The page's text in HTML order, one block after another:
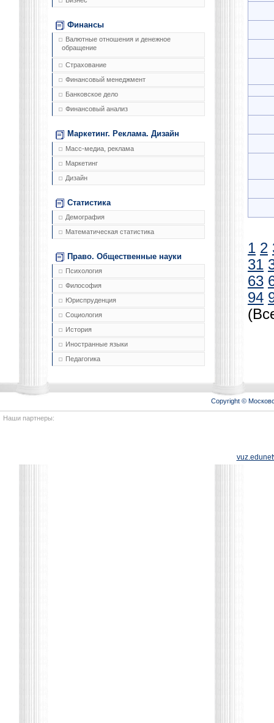
Финансы
Валютные отношения и денежное
обращение
Страхование
Финансовый менеджмент
Банковское дело
Финансовый анализ
Маркетинг. Реклама. Дизайн
Масс-медиа, реклама
Маркетинг
Дизайн
Статистика
Демография
Математическая статистика
Право. Общественные науки
Психология
Философия
Юриспруденция
Социология
История
Иностранные языки
Педагогика
1 2
31
63
94
Copyright ©
Наши партнеры: